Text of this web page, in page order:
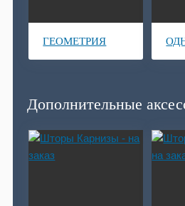
ГЕОМЕТРИЯ
Дополнительные